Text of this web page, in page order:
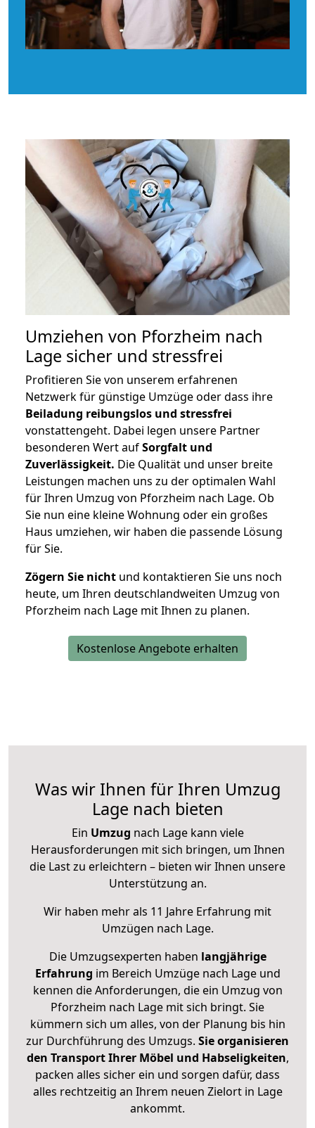
Umziehen von Pforzheim nach
Lage sicher und stressfrei
Profitieren Sie von unserem erfahrenen
Netzwerk für günstige Umzüge oder dass ihre
Beiladung reibungslos und stressfrei
vonstattengeht. Dabei legen unsere Partner
besonderen Wert aufSorgfalt und
Zuverlässigkeit. Die Qualität und unser breite
Leistungen machen uns zu der optimalen Wahl
für Ihren Umzug von Pforzheim nach Lage. Ob
Sie nun eine kleine Wohnung oder ein großes
Haus umziehen, wir haben die passende Lösung
für Sie.
Zögern Sie nicht und kontaktieren Sie uns noch
heute, um Ihren deutschlandweiten Umzug von
Pforzheim nach Lage mit Ihnen zu planen.
Kostenlose Angebote erhalten
Was wir Ihnen für Ihren Umzug
Lage nach bieten
Ein Umzug nach Lage kann viele
Herausforderungen mit sich bringen, um Ihnen
die Last zu erleichtern – bieten wir Ihnen unsere
Unterstützung an.
Wir haben mehr als 11 Jahre Erfahrung mit
Umzügen nach Lage.
Die Umzugsexperten haben langjährige
Erfahrung im Bereich Umzüge nach Lage und
kennen die Anforderungen, die ein Umzug von
Pforzheim nach Lage mit sich bringt. Sie
kümmern sich um alles, von der Planung bis hin
zur Durchführung des Umzugs. Sie organisieren
den Transport Ihrer Möbel und Habseligkeiten,
packen alles sicher ein und sorgen dafür, dass
alles rechtzeitig an Ihrem neuen Zielort in Lage
ankommt.